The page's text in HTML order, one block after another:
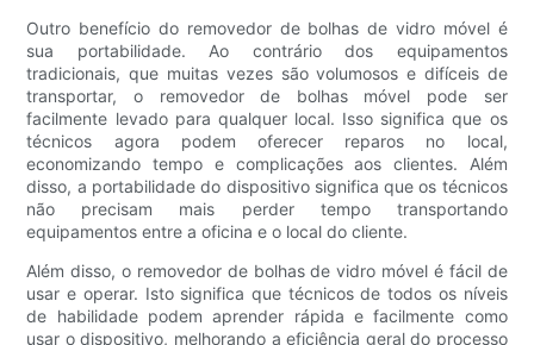
Outro benefício do removedor de bolhas de vidro móvel é
sua portabilidade. Ao contrário dos equipamentos
tradicionais, que muitas vezes são volumosos e difíceis de
transportar, o removedor de bolhas móvel pode ser
facilmente levado para qualquer local. Isso significa que os
técnicos agora podem oferecer reparos no local,
economizando tempo e complicações aos clientes. Além
disso, a portabilidade do dispositivo significa que os técnicos
não precisam mais perder tempo transportando
equipamentos entre a oficina e o local do cliente.
Além disso, o removedor de bolhas de vidro móvel é fácil de
usar e operar. Isto significa que técnicos de todos os níveis
de habilidade podem aprender rápida e facilmente como
usar o dispositivo, melhorando a eficiência geral do processo